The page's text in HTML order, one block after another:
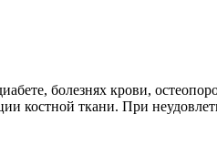
болезнях крови,
костной ткани. При